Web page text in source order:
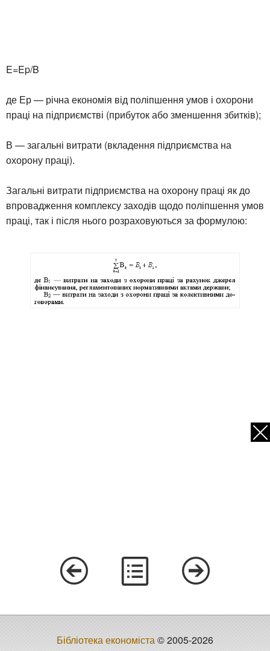
E=Ep/B
де Ер — річна економія від поліпшення умов і охорони
праці на підприємстві (прибуток або зменшення збитків);
В — загальні витрати (вкладення підприємства на
охорону праці).
Загальні витрати підприємства на охорону праці як до
впровадження комплексу заходів щодо поліпшення умов
праці, так і після нього розраховуються за формулою:
Бібліотека економіста© 2005-2026